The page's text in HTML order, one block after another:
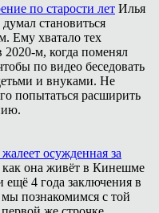
по старости лет Илья
становиться
Ему хватало тех
м, когда поменял
по видео беседовать
и внуками. Не
попытаться расширить
осужденная за
как она живёт в Кинешме
ещё 4 года заключения в
познакомимся с той